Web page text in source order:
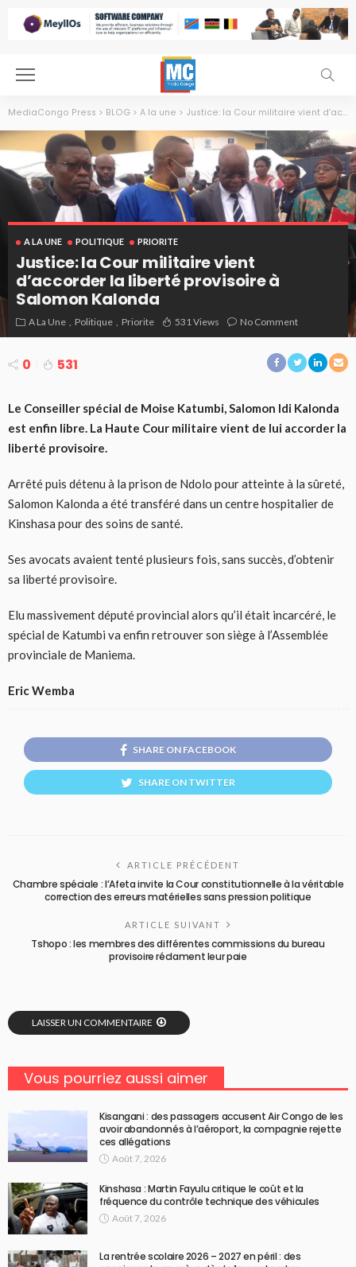
MediaCongo Press > BLOG > A la une > Justice: la Cour militaire vient d’accorder la liberté provisoire à Salomon Kalonda
A LA UNE POLITIQUE PRIORITE
Justice: la Cour militaire vient
d’accorder la liberté provisoire à
Salomon Kalonda
A La Une Politique Priorite 531 Views No Comment
0 531
Le Conseiller spécial de Moise Katumbi, Salomon Idi Kalonda
est enfin libre. La Haute Cour militaire vient de lui accorder la
liberté provisoire.
Arrêté puis détenu à la prison de Ndolo pour atteinte à la sûreté,
Salomon Kalonda a été transféré dans un centre hospitalier de
Kinshasa pour des soins de santé.
Ses avocats avaient tenté plusieurs fois, sans succès, d’obtenir
sa liberté provisoire.
Elu massivement député provincial alors qu’il était incarcéré, le
spécial de Katumbi va enfin retrouver son siège à l’Assemblée
provinciale de Maniema.
Eric Wemba
SHARE ON FACEBOOK
SHARE ON TWITTER
ARTICLE PRÉCÉDENT
Chambre spéciale : l’Afeta invite la Cour constitutionnelle à la véritable
correction des erreurs matérielles sans pression politique
ARTICLE SUIVANT
Tshopo : les membres des différentes commissions du bureau
provisoire réclament leur paie
LAISSER UN COMMENTAIRE
Vous pourriez aussi aimer
Kisangani : des passagers accusent Air Congo de les
avoir abandonnés à l’aéroport, la compagnie rejette
ces allégations
Août 7, 2026
Kinshasa : Martin Fayulu critique le coût et la
fréquence du contrôle technique des véhicules
Août 7, 2026
La rentrée scolaire 2026 – 2027 en péril : des